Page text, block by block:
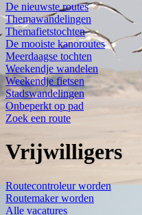
De nieuwste routes
Themawandelingen
Themafietstochten
De mooiste kanoroutes
Meerdaagse tochten
Weekendje wandelen
Weekendje fietsen
Stadswandelingen
Onbeperkt op pad
Zoek een route
Vrijwilligers
Routecontroleur worden
Routemaker worden
Alle vacatures